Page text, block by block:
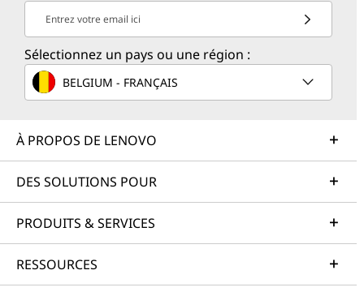
Entrez votre email ici
Sélectionnez un pays ou une région :
BELGIUM - FRANÇAIS
À PROPOS DE LENOVO
DES SOLUTIONS POUR
PRODUITS & SERVICES
RESSOURCES